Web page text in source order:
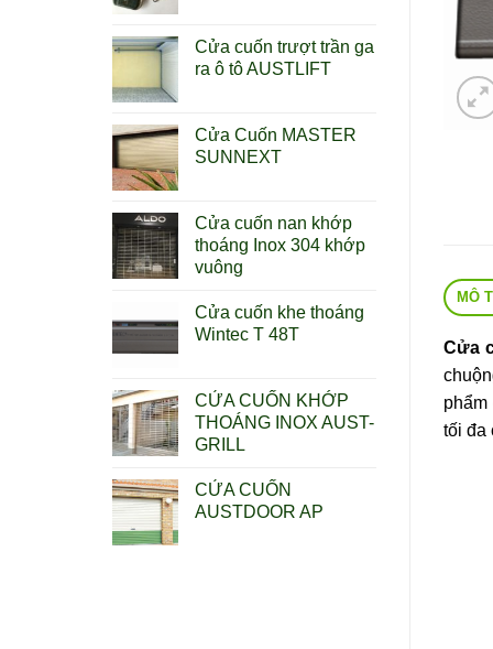
Cửa cuốn trượt trần ga
ra ô tô AUSTLIFT
Cửa Cuốn MASTER
SUNNEXT
Cửa cuốn nan khớp
thoáng Inox 304 khớp
vuông
Cửa cuốn khe thoáng
Wintec T 48T
CỬA CUỐN KHỚP
THOÁNG INOX AUST-
GRILL
CỬA CUỐN
AUSTDOOR AP
MÔ
Cửa
tối đa